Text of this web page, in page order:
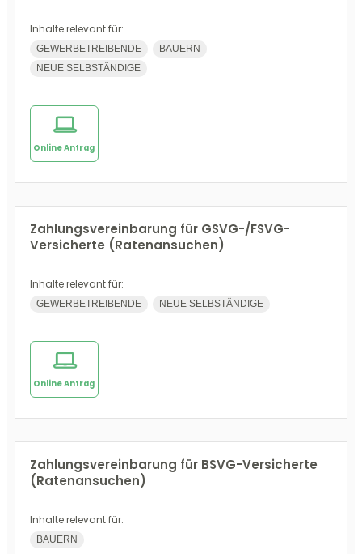
Inhalte relevant für:
GEWERBETREIBENDE
BAUERN
NEUE SELBSTÄNDIGE
Online Antrag
Zahlungsvereinbarung für GSVG-/FSVG-
Versicherte (Ratenansuchen)
Inhalte relevant für:
GEWERBETREIBENDE NEUE SELBSTÄNDIGE
Online Antrag
Zahlungsvereinbarung für BSVG-Versicherte
(Ratenansuchen)
Inhalte relevant für:
BAUERN